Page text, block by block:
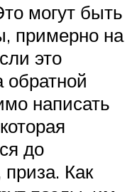
могут быть
примерно на
это
обратной
написать
до
Как